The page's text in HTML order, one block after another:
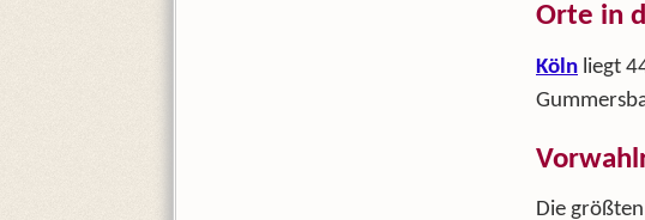
Orte in
Köln liegt
Die